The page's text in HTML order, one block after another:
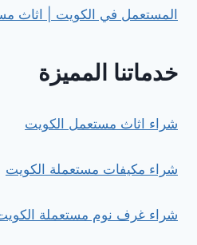
المستعمل في الكويت | اثاث
خدماتنا المميزة
شراء اثاث مستعمل الكويت
شراء مكيفات مستعملة الكويت
شراء غرف نوم مستعملة